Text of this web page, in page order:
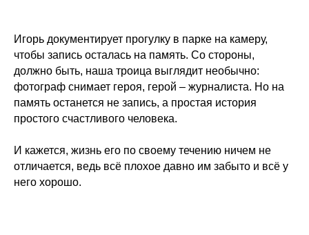
Игорь документирует прогулку в парке на камеру,
чтобы запись осталась на память. Со стороны,
должно быть, наша троица выглядит необычно:
фотограф снимает героя, герой – журналиста. Но на
память останется не запись, а простая история
простого счастливого человека.
И кажется, жизнь его по своему течению ничем не
отличается, ведь всё плохое давно им забыто и всё у
него хорошо.